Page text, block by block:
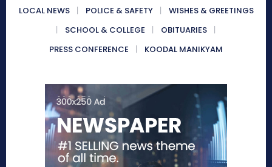
LOCAL NEWS POLICE & SAFETY
WISHES & GREETINGS
SCHOOL & COLLEGE
OBITUARIES
PRESS CONFERENCE
KOODAL MANIKYAM